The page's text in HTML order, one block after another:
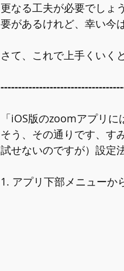
更なる工夫が必要でしょ
要があるけれど、幸い今
さて、これで上手くいく
「iOS版のzoomアプリに
そう、その通りです、す
試せないのですが）設定
1. アプリ下部メニューか